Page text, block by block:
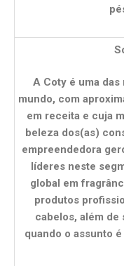
A Coty é uma
mundo, com
em receita e cuja
beleza dos(as)
empreendedora
líderes neste
global em
produtos
cabelos, além
quando o assunto